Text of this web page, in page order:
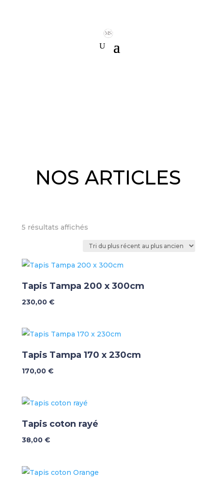
NOS ARTICLES
5 résultats affichésTrié
plus
plus
Tapis Tampa 200 x 300cm
230,00 €
Tapis Tampa 170 x 230cm
170,00 €
Tapis coton rayé
38,00 €